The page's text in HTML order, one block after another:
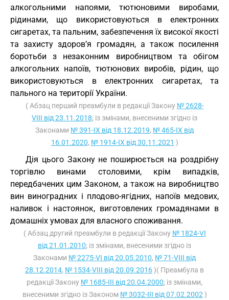
алкогольними напоями, тютюновими виробами,
рідинами, що використовуються в електронних
сигаретах, та пальним, забезпечення їх високої якості
та захисту здоров’я громадян, а також посилення
боротьби з незаконним виробництвом та обігом
алкогольних напоїв, тютюнових виробів, рідин, що
використовуються в електронних сигаретах, та
пального на території України.
( Абзац перший преамбули в редакції Закону № 2628-
VIII від 23.11.2018; із змінами, внесеними згідно із
Законами № 391-IX від 18.12.2019, № 465-IX від
16.01.2020, № 1914-IX від 30.11.2021 )
Дія цього Закону не поширюється на роздрібну
торгівлю винами столовими, крім випадків,
передбачених цим Законом, а також на виробництво
вин виноградних і плодово-ягідних, напоїв медових,
наливок і настоянок, виготовлених громадянами в
домашніх умовах для власного споживання.
( Абзац другий преамбули в редакції Закону № 1824-VI
від 21.01.2010; із змінами, внесеними згідно із
Законами № 2275-VI від 20.05.2010, № 71-VIII від
28.12.2014, № 1534-VIII від 20.09.2016)( Преамбула в
редакції Закону № 1685-III від 20.04.2000; із змінами,
внесеними згідно із Законом № 3032-III від 07.02.2002 )